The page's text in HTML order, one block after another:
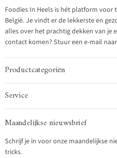
Foodies In Heels is hét platform voor
België. Je vindt er de lekkerste en
alles over het prachtig dekken van je
contact komen? Stuur een e-mail
Productcategoriën
Service
Maandelijkse nieuwsbrief
Schrijf je in voor onze maandelijkse
tricks.